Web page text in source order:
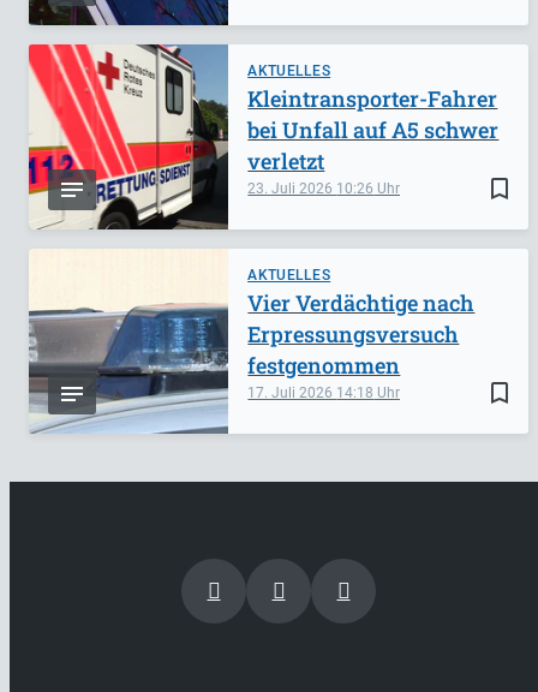
AKTUELLES
bookmark_border
23. Juli 2026 10:26
Kleintransporter-Fahrer
bei Unfall auf A5 schwer
verletzt
AKTUELLES
bookmark_border
17. Juli 2026 14:18
Vier Verdächtige nach
Erpressungsversuch
festgenommen